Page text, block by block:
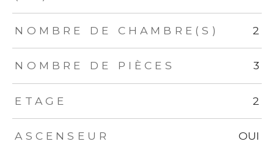
NOMBRE DE CHAMBRE(S) 2
NOMBRE DE PIÈCES 3
ETAGE 2
ASCENSEUR OUI